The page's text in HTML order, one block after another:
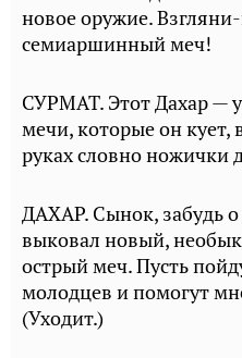
новое оружие.
семиаршинный меч!
СУРМАТ. Этот Дахар —
мечи, которые он
руках словно ножички
ДАХАР. Сынок, забудь
выковал новый,
острый меч. Пусть
молодцев и помогут
(Уходит.)